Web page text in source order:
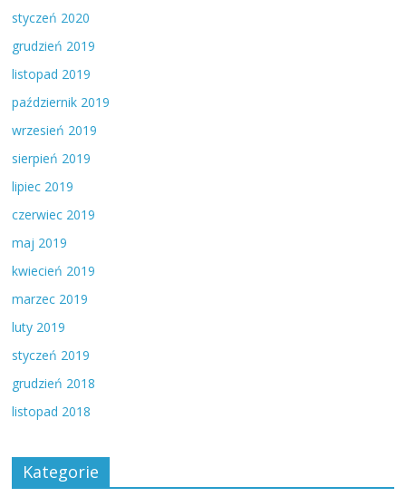
styczeń 2020
grudzień 2019
listopad 2019
październik 2019
wrzesień 2019
sierpień 2019
lipiec 2019
czerwiec 2019
maj 2019
kwiecień 2019
marzec 2019
luty 2019
styczeń 2019
grudzień 2018
listopad 2018
Kategorie